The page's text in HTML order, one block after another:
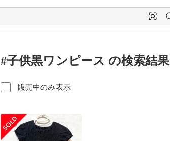
#子供黒ワンピース の検索結果
販売中のみ表示